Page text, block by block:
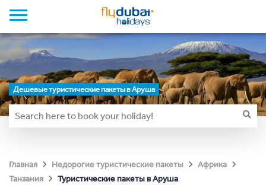
Дешевые туристические пакеты в Аруша
Главная Недорогие туристические пакеты
Африка
Танзания
Туристические пакеты в Аруша